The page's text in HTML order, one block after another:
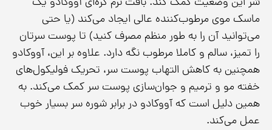
ماسک موی مرطوب‌کننده عالی ایجاد می‌کند (یا حتی
می‌توانید آن را به طور منظم مصرف کنید) تا پوست سرتان
را تمیز، سالم و کاملا مرطوب نگه دارد. علاوه بر این، آووکادو
همچنین به کاهش التهاب پوست سر، تحریک فولیکول‌های
خفته مو و ترمیم و جوان‌سازی پوست سر کمک می‌کند. به
همین دلیل است که آووکادو در برابر شوره سر بسیار خوب
عمل می‌کند.